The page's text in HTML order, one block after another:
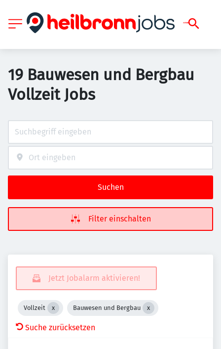
19 Bauwesen und Bergbau
Vollzeit Jobs
Suchen
Filter einschalten
Jetzt Jobalarm aktivieren!
Vollzeit Bauwesen und Bergbau
Suche zurücksetzen